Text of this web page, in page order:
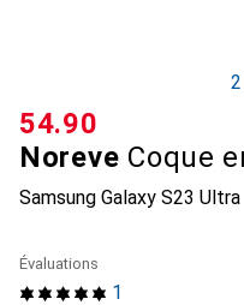
Noreve Coque
Samsung Galaxy S23 Ultra
CHF
54.90
1
Évaluations